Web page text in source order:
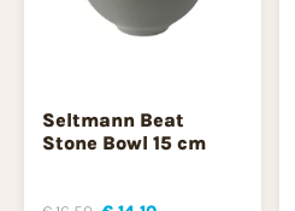
Seltmann Beat
Stone Bowl 15 cm